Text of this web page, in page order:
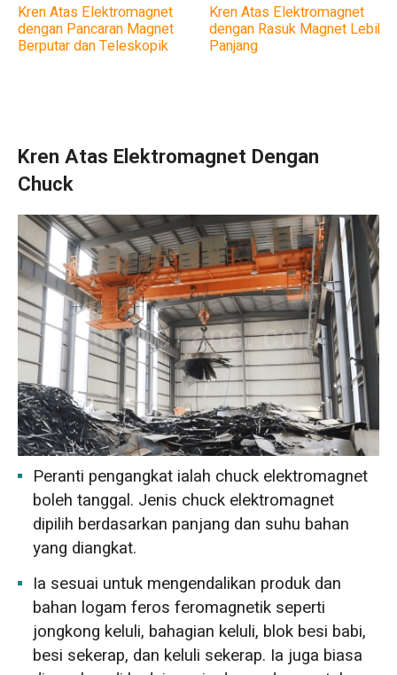
Kren Atas Elektromagnet
dengan Pancaran Magnet
Berputar dan Teleskopik
Kren Atas Elektromagnet
dengan Rasuk Magnet Lebih
Panjang
Kren Atas Elektromagnet Dengan
Chuck
Peranti pengangkat ialah chuck elektromagnet
boleh tanggal. Jenis chuck elektromagnet
dipilih berdasarkan panjang dan suhu bahan
yang diangkat.
Ia sesuai untuk mengendalikan produk dan
bahan logam feros feromagnetik seperti
jongkong keluli, bahagian keluli, blok besi babi,
besi sekerap, dan keluli sekerap. Ia juga biasa